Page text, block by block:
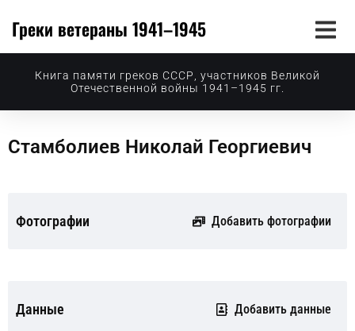
Греки ветераны 1941–1945
Книга памяти греков СССР, участников Великой
Отечественной войны 1941–1945 гг.
Стамболиев Николай Георгиевич
Фотографии Добавить фотографии
Данные Добавить данные